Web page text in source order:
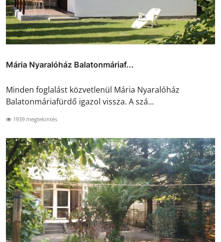
Mária Nyaralóház Balatonmáriaf...
Minden foglalást közvetlenül Mária Nyaralóház
Balatonmáriafürdő igazol vissza. A szá...
1939 megtekintés